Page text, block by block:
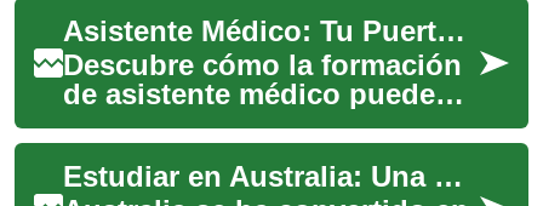
Asistente Médico: Tu Puerta de Entrada al Sector Sanitario
Descubre cómo la formación
de asistente médico puede
catapultar tu carrera en el
ámbito de la salud. Con una
demanda ...
Estudiar en Australia: Una guía completa para estudiantes internacionales